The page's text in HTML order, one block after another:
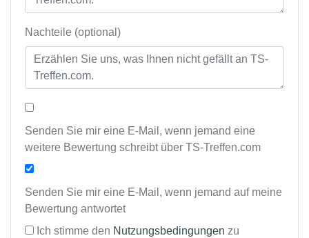
Nachteile (optional)
Senden Sie mir eine E-Mail, wenn jemand eine
weitere Bewertung schreibt über TS-Treffen.com
Senden Sie mir eine E-Mail, wenn jemand auf meine
Bewertung antwortet
Ich stimme den Nutzungsbedingungen zu